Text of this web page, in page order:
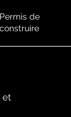
Permis de
construire
et